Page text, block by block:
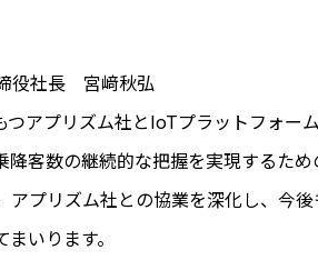
役社長 宮﨑秋弘
アプリズム社とIoTプラットフォー
降客数の継続的な把握を実現するた
アプリズム社との協業を深化し、今
いります。